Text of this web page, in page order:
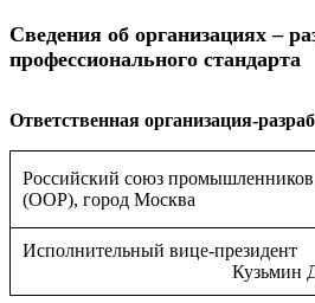
Сведения об организациях –
профессионального стандарта
Ответственная организация-
Российский союз
(ООР), город Москва
Исполнительный вице-президент
Кузьмин